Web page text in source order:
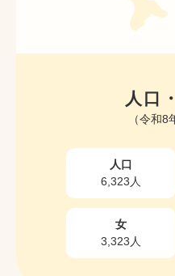
人口
（令和8
人口
6,323人
女
3,323人